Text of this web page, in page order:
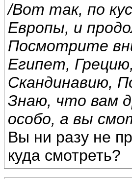
/Вот так, по
Европы, и
Посмотрите
Египет,
Скандинавию,
Знаю, что вам
особо, а вы
Вы ни разу не
куда смотреть?